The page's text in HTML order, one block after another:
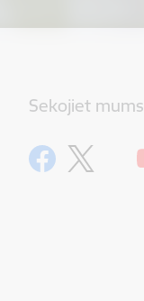
Sekojiet mums